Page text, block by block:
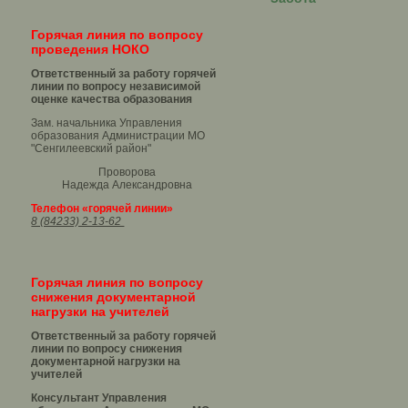
Горячая линия по вопросу
проведения НОКО
Ответственный за работу горячей
линии по вопросу независимой
оценке качества образования
Зам. начальника Управления
образования Администрации МО
"Сенгилеевский район"
Проворова
Надежда Александровна
Телефон «горячей линии»
8 (84233) 2-13-62
Горячая линия по вопросу
снижения документарной
нагрузки на учителей
Ответственный за работу горячей
линии по вопросу снижения
документарной нагрузки на
учителей
Консультант Управления